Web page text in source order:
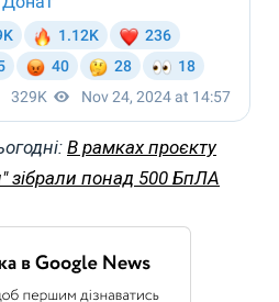
В рамках проєкту
зібрали понад 500 БпЛА